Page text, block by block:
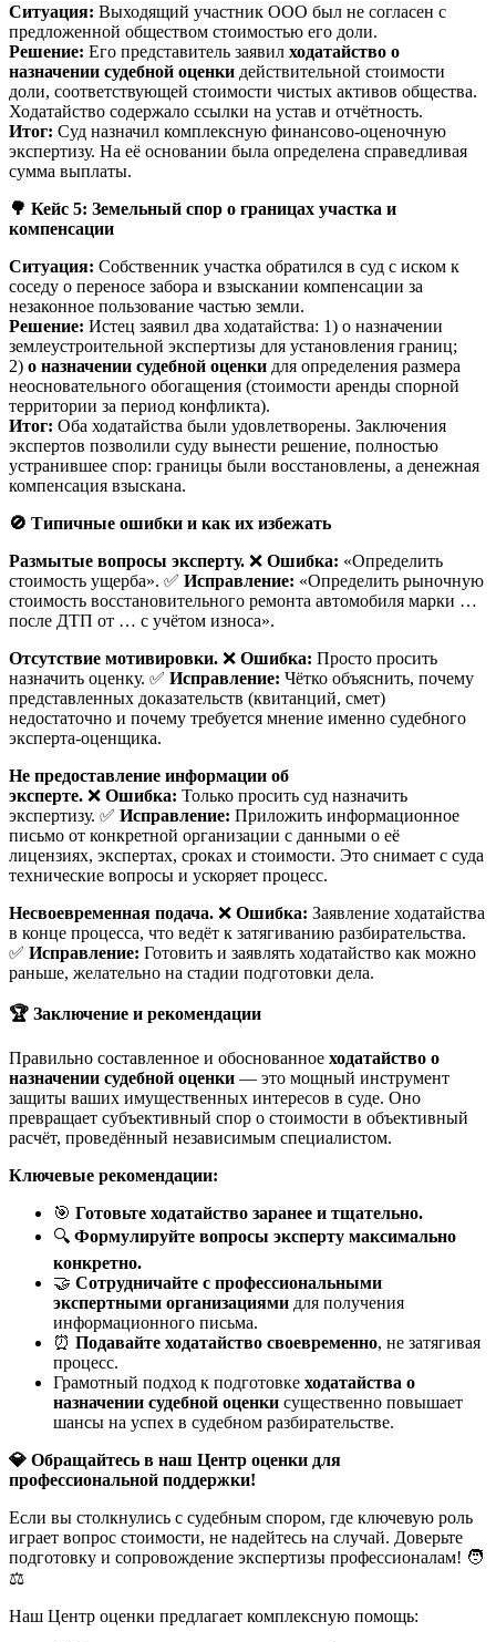
Ситуация: Выходящий участник ООО был не согласен с
предложенной обществом стоимостью его доли.
Решение: Его представитель заявил ходатайство о
назначении судебной оценки действительной стоимости
доли, соответствующей стоимости чистых активов общества.
Ходатайство содержало ссылки на устав и отчётность.
Итог: Суд назначил комплексную финансово-оценочную
экспертизу. На её основании была определена справедливая
сумма выплаты.
🌳 Кейс 5: Земельный спор о границах участка и
компенсации
Ситуация: Собственник участка обратился в суд с иском к
соседу о переносе забора и взыскании компенсации за
незаконное пользование частью земли.
Решение: Истец заявил два ходатайства: 1) о назначении
землеустроительной экспертизы для установления границ;
2) о назначении судебной оценки для определения размера
неосновательного обогащения (стоимости аренды спорной
территории за период конфликта).
Итог: Оба ходатайства были удовлетворены. Заключения
экспертов позволили суду вынести решение, полностью
устранившее спор: границы были восстановлены, а денежная
компенсация взыскана.
🚫 Типичные ошибки и как их избежать
Размытые вопросы эксперту. ❌ Ошибка: «Определить
стоимость ущерба». ✅ Исправление: «Определить рыночную
стоимость восстановительного ремонта автомобиля марки …
после ДТП от … с учётом износа».
Отсутствие мотивировки. ❌ Ошибка: Просто просить
назначить оценку. ✅ Исправление: Чётко объяснить, почему
представленных доказательств (квитанций, смет)
недостаточно и почему требуется мнение именно судебного
эксперта-оценщика.
Не предоставление информации об
эксперте. ❌ Ошибка: Только просить суд назначить
экспертизу. ✅ Исправление: Приложить информационное
письмо от конкретной организации с данными о её
лицензиях, экспертах, сроках и стоимости. Это снимает с суда
технические вопросы и ускоряет процесс.
Несвоевременная подача. ❌ Ошибка: Заявление ходатайства
в конце процесса, что ведёт к затягиванию разбирательства.
✅ Исправление: Готовить и заявлять ходатайство как можно
раньше, желательно на стадии подготовки дела.
🏆 Заключение и рекомендации
Правильно составленное и обоснованное ходатайство о
назначении судебной оценки — это мощный инструмент
защиты ваших имущественных интересов в суде. Оно
превращает субъективный спор о стоимости в объективный
расчёт, проведённый независимым специалистом.
Ключевые рекомендации:
🎯 Готовьте ходатайство заранее и тщательно.
🔍 Формулируйте вопросы эксперту максимально
конкретно.
🤝 Сотрудничайте с профессиональными
экспертными организациями для получения
информационного письма.
⏰ Подавайте ходатайство своевременно, не затягивая
процесс.
Грамотный подход к подготовке ходатайства о
назначении судебной оценки существенно повышает
шансы на успех в судебном разбирательстве.
💎 Обращайтесь в наш Центр оценки для
профессиональной поддержки!
Если вы столкнулись с судебным спором, где ключевую роль
играет вопрос стоимости, не надейтесь на случай. Доверьте
подготовку и сопровождение экспертизы профессионалам! 🧑
⚖️
Наш Центр оценки предлагает комплексную помощь: